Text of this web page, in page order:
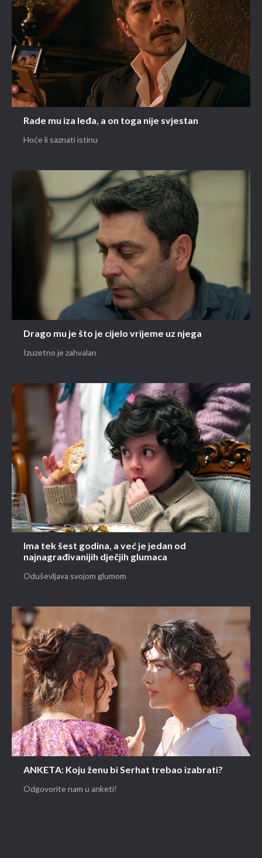
Rade mu iza leđa, a on toga nije svjestan
Hoće li saznati istinu
Drago mu je što je cijelo vrijeme uz njega
Izuzetno je zahvalan
Ima tek šest godina, a već je jedan od
najnagrađivanijih dječjih glumaca
Oduševljava svojom glumom
ANKETA: Koju ženu bi Serhat trebao izabrati?
Odgovorite nam u anketi!